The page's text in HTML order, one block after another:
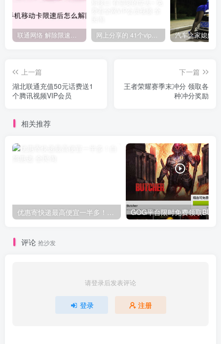
联通网络 解除限速方法参考！畅享、畅玩、老白干等及其它地区自测了 网上分享的 41个vip解析接口 有需要的拿去~ 免费看全网VIP会员视频
上一篇
湖北联通充值50元话费送1
个腾讯视频VIP会员
下一篇
王者荣耀赛季末冲分 领取各
种冲分奖励
相关推荐
优惠寄快递最高便宜一半多！白鸽惠递
评论 抢沙发
请登录后发表评论
登录 注册